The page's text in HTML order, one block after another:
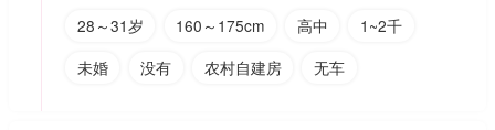
28～31岁 160～175cm 高中
1~2千
未婚
没有 农村自建房 无车